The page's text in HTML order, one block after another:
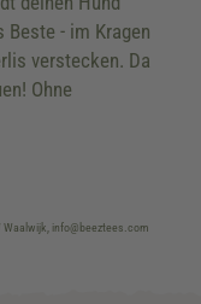
Beste - im Kragen
verstecken. Da
Ohne
Waalwijk, info@beeztees.com